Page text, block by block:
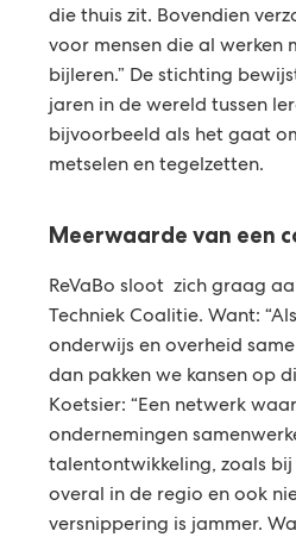
die thuis zit. Bovendien
voor mensen die al werken
bijleren.” De stichting
jaren in de wereld tussen
bijvoorbeeld als het gaat
metselen en tegelzetten.
Meerwaarde van een
ReVaBo sloot zich graag
Techniek Coalitie. Want:
onderwijs en overheid
dan pakken we kansen op
Koetsier: “Een netwerk
ondernemingen
talentontwikkeling, zoals bij
overal in de regio en ook
versnippering is jammer.